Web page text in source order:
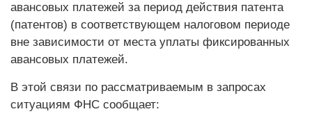
авансовых платежей за период действия патента
(патентов) в соответствующем налоговом периоде
вне зависимости от места уплаты фиксированных
авансовых платежей.
В этой связи по рассматриваемым в запросах
ситуациям ФНС сообщает: